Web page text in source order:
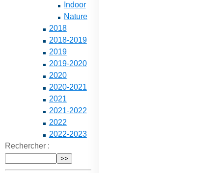
Indoor
Nature
2018
2018-2019
2019
2019-2020
2020
2020-2021
2021
2021-2022
2022
2022-2023
Rechercher :